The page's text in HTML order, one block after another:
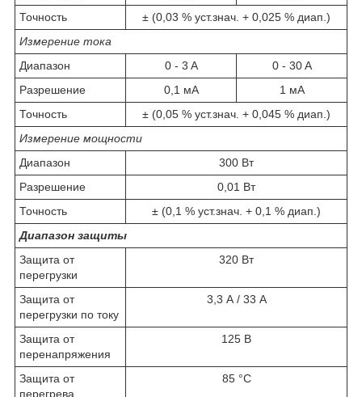
Точность
± (0,03 % уст.знач. + 0,025 % диап.)
Измерение тока
Диапазон
0 - 3 A
0 - 30 A
Разрешение
0,1 мА
1 мА
Точность
± (0,05 % уст.знач. + 0,045 % диап.)
Измерение мощности
Диапазон
300 Вт
Разрешение
0,01 Вт
Точность
± (0,1 % уст.знач. + 0,1 % диап.)
Диапазон защиты
Защита от
перегрузки
320 Вт
Защита от
перегрузки по току
3,3 А / 33 А
Защита от
перенапряжения
125 В
Защита от
перегрева
85 °C